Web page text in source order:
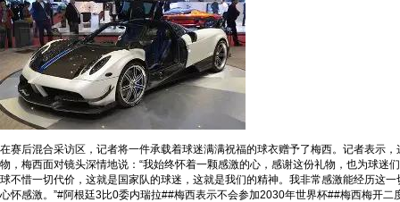
在赛后混合采访区，记者将一件承载着球迷满满祝福的球衣赠予了梅西。记者表示
物，梅西面对镜头深情地说：“我始终怀着一颗感激的心，感谢这份礼物，也为球
球不惜一切代价，这就是国家队的球迷，这就是我们的精神。我非常感激能经历这
心怀感激。”#阿根廷3比0委内瑞拉##梅西表示不会参加2030年世界杯##梅西梅开二